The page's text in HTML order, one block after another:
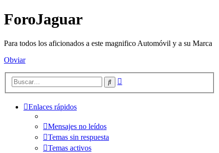
ForoJaguar
Para todos los aficionados a este magnifico Automóvil y a su Marca
Obviar
Buscar
Enlaces rápidos
Mensajes no leídos
Temas sin respuesta
Temas activos